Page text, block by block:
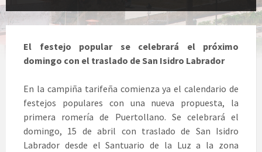
El festejo popular se celebrará el próximo
domingo con el traslado de San Isidro Labrador
En la campiña tarifeña comienza ya el calendario de
festejos populares con una nueva propuesta, la
primera romería de Puertollano. Se celebrará el
domingo, 15 de abril con traslado de San Isidro
Labrador desde el Santuario de la Luz a la zona